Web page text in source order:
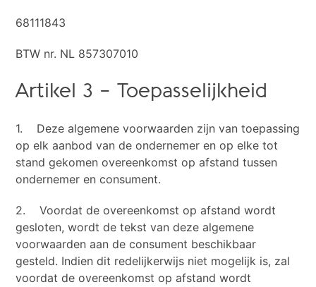
68111843
BTW nr. NL 857307010
Artikel 3 – Toepasselijkheid
1. Deze algemene voorwaarden zijn van toepassing
op elk aanbod van de ondernemer en op elke tot
stand gekomen overeenkomst op afstand tussen
ondernemer en consument.
2. Voordat de overeenkomst op afstand wordt
gesloten, wordt de tekst van deze algemene
voorwaarden aan de consument beschikbaar
gesteld. Indien dit redelijkerwijs niet mogelijk is, zal
voordat de overeenkomst op afstand wordt